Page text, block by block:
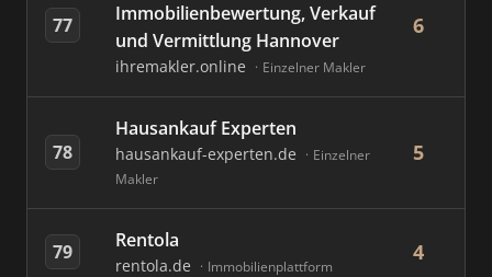
77
Immobilienbewertung, Verkauf
und Vermittlung Hannover
ihremakler.online Einzelner Makler
6
78
Hausankauf Experten
hausankauf-experten.de
Einzelner
Makler
5
79 Rentola
rentola.de Immobilienplattform
4